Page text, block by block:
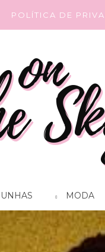
POLÍTICA DE
UNHAS MODA